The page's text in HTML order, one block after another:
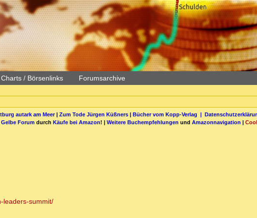
Charts / Börsenlinks Forumsarchive
autark am Meer| Zum Tode Jürgen Küßners| Bücher vom Kopp-Verlag |
Forum durch Käufe bei Amazon! | Weitere Buchempfehlungen und Amazonnavigation |
leaders-summit/